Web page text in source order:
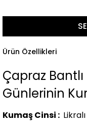
Ürün Özellikleri
Çapraz Bantlı
Günlerinin
Kumaş Cinsi :